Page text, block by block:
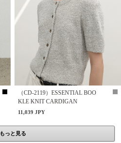
（CD-2119）ESSENTIAL BOO
KLE KNIT CARDIGAN
11,039 JPY
もっと見る